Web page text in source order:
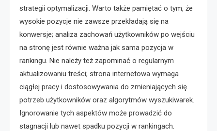
strategii optymalizacji. Warto także pamiętać o tym, że
wysokie pozycje nie zawsze przekładają się na
konwersje; analiza zachowań użytkowników po wejściu
na stronę jest równie ważna jak sama pozycja w
rankingu. Nie należy też zapominać o regularnym
aktualizowaniu treści; strona internetowa wymaga
ciągłej pracy i dostosowywania do zmieniających się
potrzeb użytkowników oraz algorytmów wyszukiwarek.
Ignorowanie tych aspektów może prowadzić do
stagnacji lub nawet spadku pozycji w rankingach.